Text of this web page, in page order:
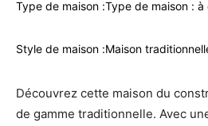
Type de maison :Type de maison : à
Style de maison :Maison
Découvrez cette maison du
de gamme traditionnelle. Avec